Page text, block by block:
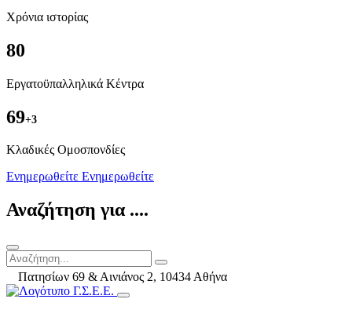
Χρόνια ιστορίας
80
Εργατοϋπαλληλικά Κέντρα
69+3
Kλαδικές Ομοσπονδίες
Ενημερωθείτε Ενημερωθείτε
Αναζήτηση για ....
Πατησίων 69 & Αινιάνος 2, 10434 Αθήνα